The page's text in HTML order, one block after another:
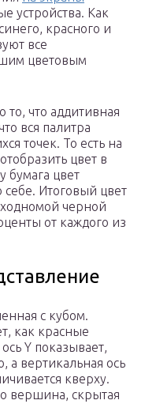
устройства. Как
красного и
все
цветовым
то, что аддитивная
вся палитра
точек. То есть на
цвет в
бумага цвет
себе. Итоговый цвет
черной
от каждого из
с кубом.
как красные
Y показывает,
а вертикальная ось
кверху.
вершина, скрытая